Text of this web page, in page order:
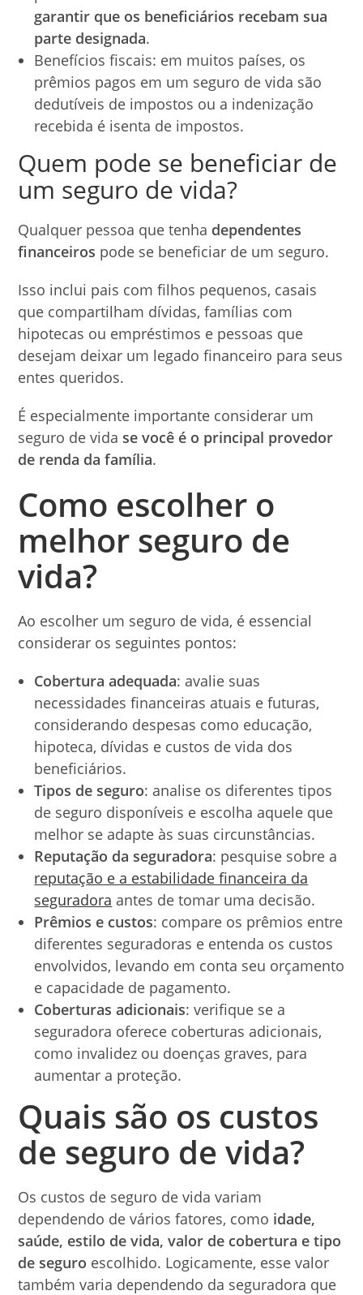
garantir que os beneficiários recebam sua
parte designada.
Benefícios fiscais: em muitos países, os
prêmios pagos em um seguro de vida são
dedutíveis de impostos ou a indenização
recebida é isenta de impostos.
Quem pode se beneficiar de
um seguro de vida?
Qualquer pessoa que tenha dependentes
financeiros pode se beneficiar de um seguro.
Isso inclui pais com filhos pequenos, casais
que compartilham dívidas, famílias com
hipotecas ou empréstimos e pessoas que
desejam deixar um legado financeiro para seus
entes queridos.
É especialmente importante considerar um
seguro de vida se você é o principal provedor
de renda da família.
Como escolher o
melhor seguro de
vida?
Ao escolher um seguro de vida, é essencial
considerar os seguintes pontos:
Cobertura adequada: avalie suas
necessidades financeiras atuais e futuras,
considerando despesas como educação,
hipoteca, dívidas e custos de vida dos
beneficiários.
Tipos de seguro: analise os diferentes tipos
de seguro disponíveis e escolha aquele que
melhor se adapte às suas circunstâncias.
Reputação da seguradora: pesquise sobre a
reputação e a estabilidade financeira da
seguradora antes de tomar uma decisão.
Prêmios e custos: compare os prêmios entre
diferentes seguradoras e entenda os custos
envolvidos, levando em conta seu orçamento
e capacidade de pagamento.
Coberturas adicionais: verifique se a
seguradora oferece coberturas adicionais,
como invalidez ou doenças graves, para
aumentar a proteção.
Quais são os custos
de seguro de vida?
Os custos de seguro de vida variam
dependendo de vários fatores, como idade,
saúde, estilo de vida, valor de cobertura e tipo
de seguro escolhido. Logicamente, esse valor
também varia dependendo da seguradora que